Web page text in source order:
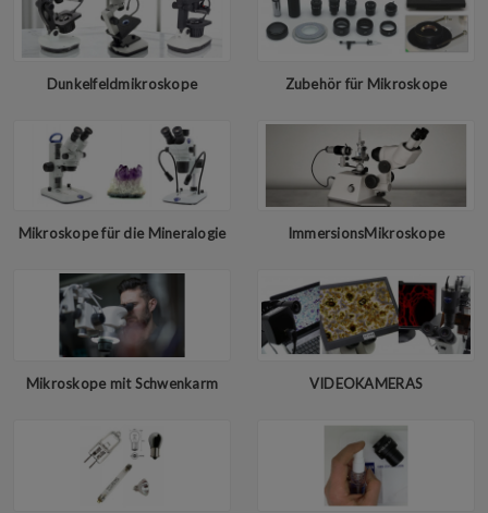
Dunkelfeldmikroskope Zubehör für Mikroskope
Mikroskope für die Mineralogie ImmersionsMikroskope
Mikroskope mit Schwenkarm VIDEOKAMERAS